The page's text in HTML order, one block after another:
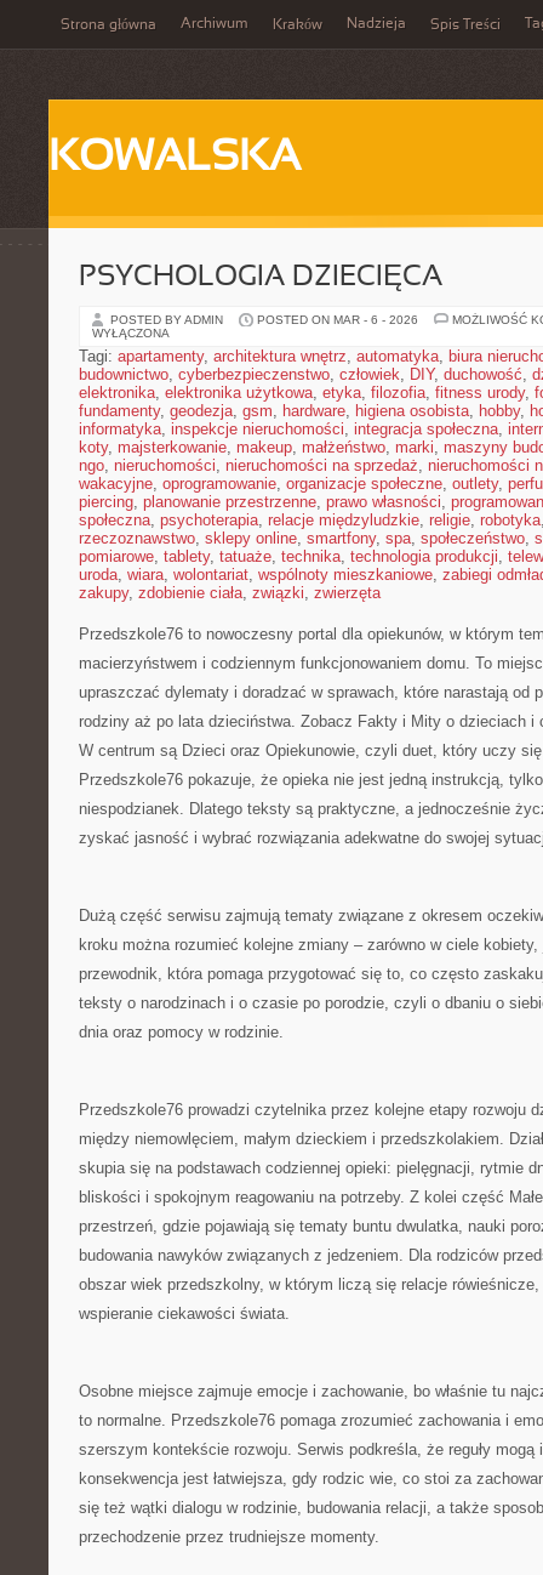
Strona główna Archiwum Kraków Nadzieja Spis Treści
KOWALSKA
PSYCHOLOGIA DZIECIĘCA
POSTED BY ADMIN POSTED ON MAR - 6 - 2026
MOŻLIWOŚĆ
WYŁĄCZONA
Tagi: apartamenty, architektura wnętrz, automatyka, biura
budownictwo, cyberbezpieczenstwo, człowiek, DIY, duchowość,
elektronika, elektronika użytkowa, etyka, filozofia, fitness urody,
fundamenty, geodezja, gsm, hardware, higiena osobista, hobby,
informatyka, inspekcje nieruchomości, integracja społeczna,
koty, majsterkowanie, makeup, małżeństwo, marki, maszyny
ngo, nieruchomości, nieruchomości na sprzedaż, nieruchomości
wakacyjne, oprogramowanie, organizacje społeczne, outlety,
piercing, planowanie przestrzenne, prawo własności,
społeczna, psychoterapia, relacje międzyludzkie, religie, robotyka
rzeczoznawstwo, sklepy online, smartfony, spa, społeczeństwo,
pomiarowe, tablety, tatuaże, technika, technologia produkcji,
uroda, wiara, wolontariat, wspólnoty mieszkaniowe, zabiegi
zakupy, zdobienie ciała, związki, zwierzęta
Przedszkole76 to nowoczesny portal dla opiekunów, w którym
macierzyństwem i codziennym funkcjonowaniem domu. To
upraszczać dylematy i doradzać w sprawach, które narastają od
rodziny aż po lata dzieciństwa. Zobacz Fakty i Mity o dzieciach
W centrum są Dzieci oraz Opiekunowie, czyli duet, który uczy
Przedszkole76 pokazuje, że opieka nie jest jedną instrukcją,
niespodzianek. Dlatego teksty są praktyczne, a jednocześnie
zyskać jasność i wybrać rozwiązania adekwatne do swojej
Dużą część serwisu zajmują tematy związane z okresem
kroku można rozumieć kolejne zmiany – zarówno w ciele
przewodnik, która pomaga przygotować się to, co często
teksty o narodzinach i o czasie po porodzie, czyli o dbaniu o
dnia oraz pomocy w rodzinie.
Przedszkole76 prowadzi czytelnika przez kolejne etapy rozwoju
między niemowlęciem, małym dzieckiem i przedszkolakiem.
skupia się na podstawach codziennej opieki: pielęgnacji, rytmie
bliskości i spokojnym reagowaniu na potrzeby. Z kolei część
przestrzeń, gdzie pojawiają się tematy buntu dwulatka, nauki
budowania nawyków związanych z jedzeniem. Dla rodziców
obszar wiek przedszkolny, w którym liczą się relacje
wspieranie ciekawości świata.
Osobne miejsce zajmuje emocje i zachowanie, bo właśnie tu
to normalne. Przedszkole76 pomaga zrozumieć zachowania i
szerszym kontekście rozwoju. Serwis podkreśla, że reguły
konsekwencja jest łatwiejsza, gdy rodzic wie, co stoi za
się też wątki dialogu w rodzinie, budowania relacji, a także
przechodzenie przez trudniejsze momenty.